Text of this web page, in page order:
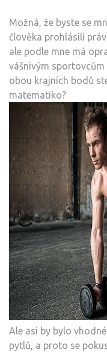
Možná, že byste se
člověka prohlásili
ale podle mne má
vášnivým
obou krajních bodů
matematiko?
Ale asi by bylo
pytlů, a proto se